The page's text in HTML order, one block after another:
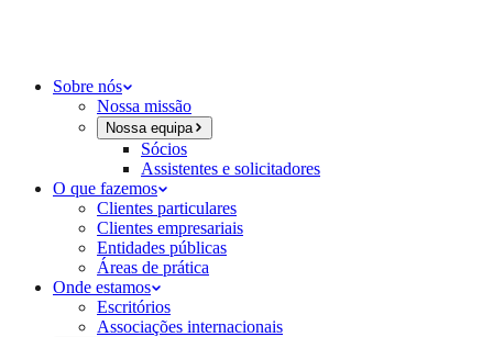
Sobre nós
Nossa missão
Nossa equipa
Sócios
Assistentes e solicitadores
O que fazemos
Clientes particulares
Clientes empresariais
Entidades públicas
Áreas de prática
Onde estamos
Escritórios
Associações internacionais